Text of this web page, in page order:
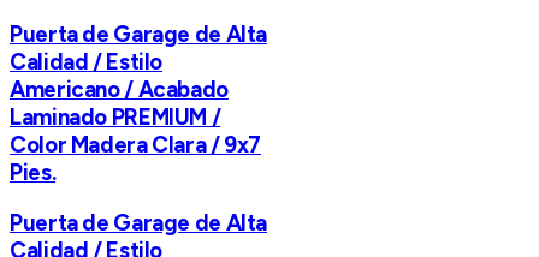
Puerta de Garage de Alta
Calidad / Estilo
Americano / Acabado
Laminado PREMIUM /
Color Madera Clara / 9x7
Pies.
Puerta de Garage de Alta
Calidad / Estilo